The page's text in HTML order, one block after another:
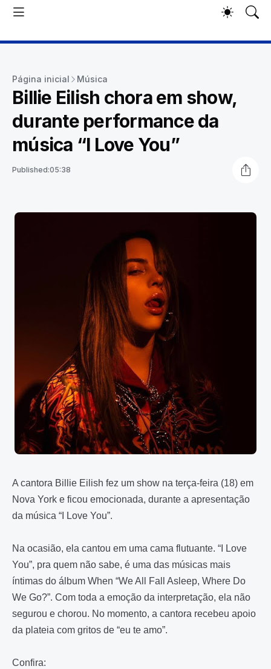
Página inicial Música
Billie Eilish chora em show,
durante performance da
música “I Love You”
Published:05:38
A cantora Billie Eilish fez um show na terça-feira (18) em
Nova York e ficou emocionada, durante a apresentação
da música “I Love You”.
Na ocasião, ela cantou em uma cama flutuante. “I Love
You”, pra quem não sabe, é uma das músicas mais
íntimas do álbum When “We All Fall Asleep, Where Do
We Go?”. Com toda a emoção da interpretação, ela não
segurou e chorou. No momento, a cantora recebeu apoio
da plateia com gritos de “eu te amo”.
Confira: